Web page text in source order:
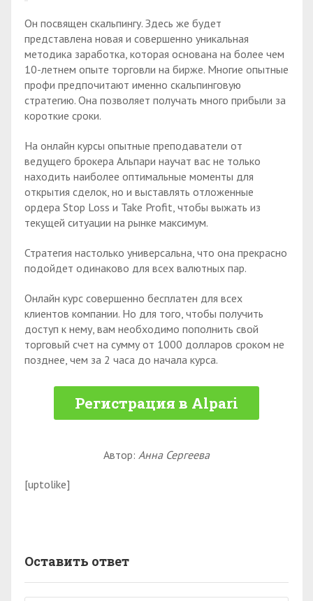
Он посвящен скальпингу. Здесь же будет
представлена новая и совершенно уникальная
методика заработка, которая основана на более чем
10-летнем опыте торговли на бирже. Многие опытные
профи предпочитают именно скальпинговую
стратегию. Она позволяет получать много прибыли за
короткие сроки.
На онлайн курсы опытные преподаватели от
ведущего брокера Альпари научат вас не только
находить наиболее оптимальные моменты для
открытия сделок, но и выставлять отложенные
ордера Stop Loss и Take Profit, чтобы выжать из
текущей ситуации на рынке максимум.
Стратегия настолько универсальна, что она прекрасно
подойдет одинаково для всех валютных пар.
Онлайн курс совершенно бесплатен для всех
клиентов компании. Но для того, чтобы получить
доступ к нему, вам необходимо пополнить свой
торговый счет на сумму от 1000 долларов сроком не
позднее, чем за 2 часа до начала курса.
Регистрация в Alpari
Автор: Анна Сергеева
[uptolike]
Оставить ответ